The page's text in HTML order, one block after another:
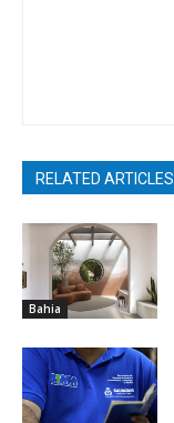
RELATED ARTICLES
Bahia